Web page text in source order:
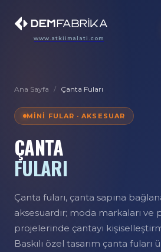
www.atkiimalati.com
Ana Sayfa / Çanta Fuları
MINI FULAR · AKSESUAR
ÇANTA
FULARI
Çanta fuları, çanta sapına
aksesuardır; moda markaları ve
projelerinde çantayı
Baskılı özel tasarım çanta fuları